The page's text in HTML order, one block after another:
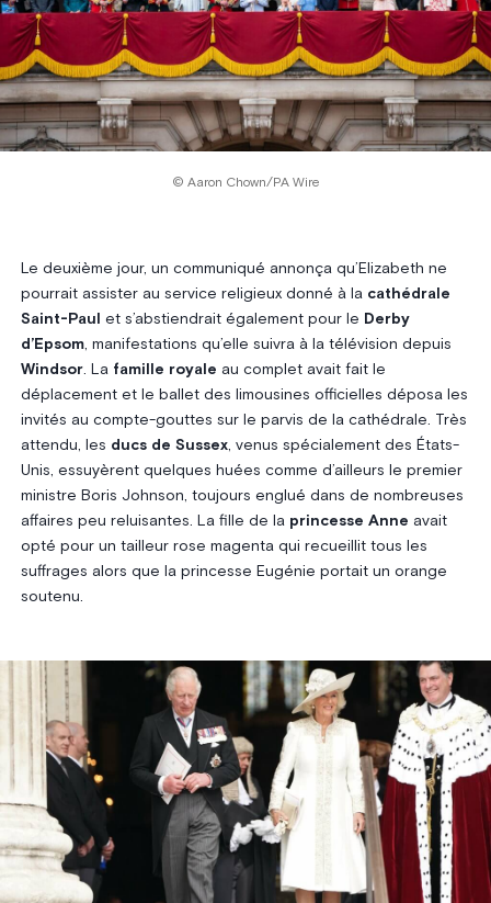
© Aaron Chown/PA Wire
Le deuxième jour, un communiqué annonça qu’Elizabeth ne
pourrait assister au service religieux donné à la cathédrale
Saint-Paul
et s’abstiendrait également pour le Derby
d’Epsom, manifestations qu’elle suivra à la télévision depuis
Windsor. La famille royale au complet avait fait le
déplacement et le ballet des limousines officielles déposa les
invités au compte-gouttes sur le parvis de la cathédrale. Très
attendu, les ducs de Sussex, venus spécialement des États-
Unis, essuyèrent quelques huées comme d’ailleurs le premier
ministre Boris Johnson, toujours englué dans de nombreuses
affaires peu reluisantes. La fille de la princesse Anne avait
opté pour un tailleur rose magenta qui recueillit tous les
suffrages alors que la princesse Eugénie portait un orange
soutenu.